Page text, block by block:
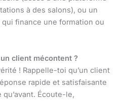
à des salons), ou un
finance une formation ou
client mécontent ?
! Rappelle-toi qu’un client
rapide et satisfaisante
Écoute-le,